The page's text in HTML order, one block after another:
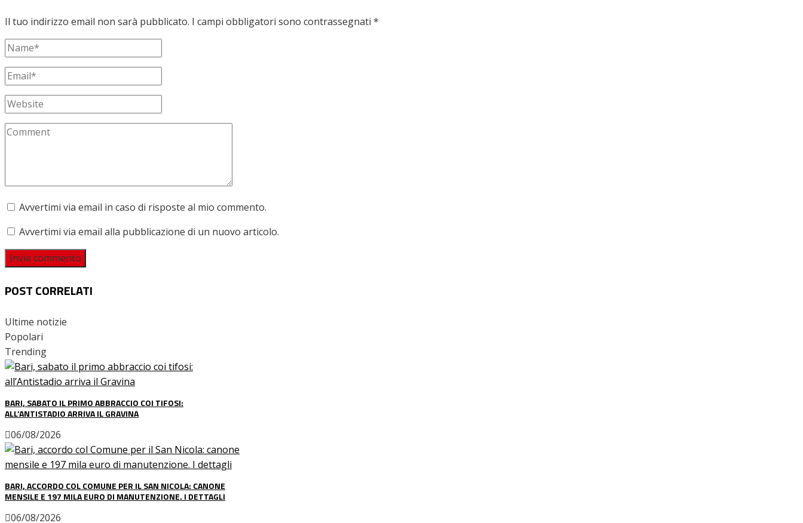
Il tuo indirizzo email non sarà pubblicato. I campi obbligatori sono contrassegnati *
Avvertimi via email in caso di risposte al mio commento.
Avvertimi via email alla pubblicazione di un nuovo articolo.
POST CORRELATI
Ultime notizie
Popolari
Trending
BARI, SABATO IL PRIMO ABBRACCIO COI TIFOSI:
ALL’ANTISTADIO ARRIVA IL GRAVINA
06/08/2026
BARI, ACCORDO COL COMUNE PER IL SAN NICOLA: CANONE
MENSILE E 197 MILA EURO DI MANUTENZIONE. I DETTAGLI
06/08/2026